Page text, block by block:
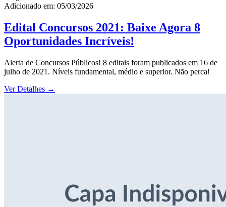
Adicionado em: 05/03/2026
Edital Concursos 2021: Baixe Agora 8
Oportunidades Incríveis!
Alerta de Concursos Públicos! 8 editais foram publicados em 16 de
julho de 2021. Níveis fundamental, médio e superior. Não perca!
Ver Detalhes →